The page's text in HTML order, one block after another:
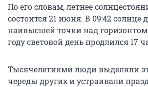
По его словам, летнее
состоится 21 июня. В 09:42 солнце
наивысшей точки над
году световой день продлился 17
Тысячелетиями люди выделяли
череды других и устраивали